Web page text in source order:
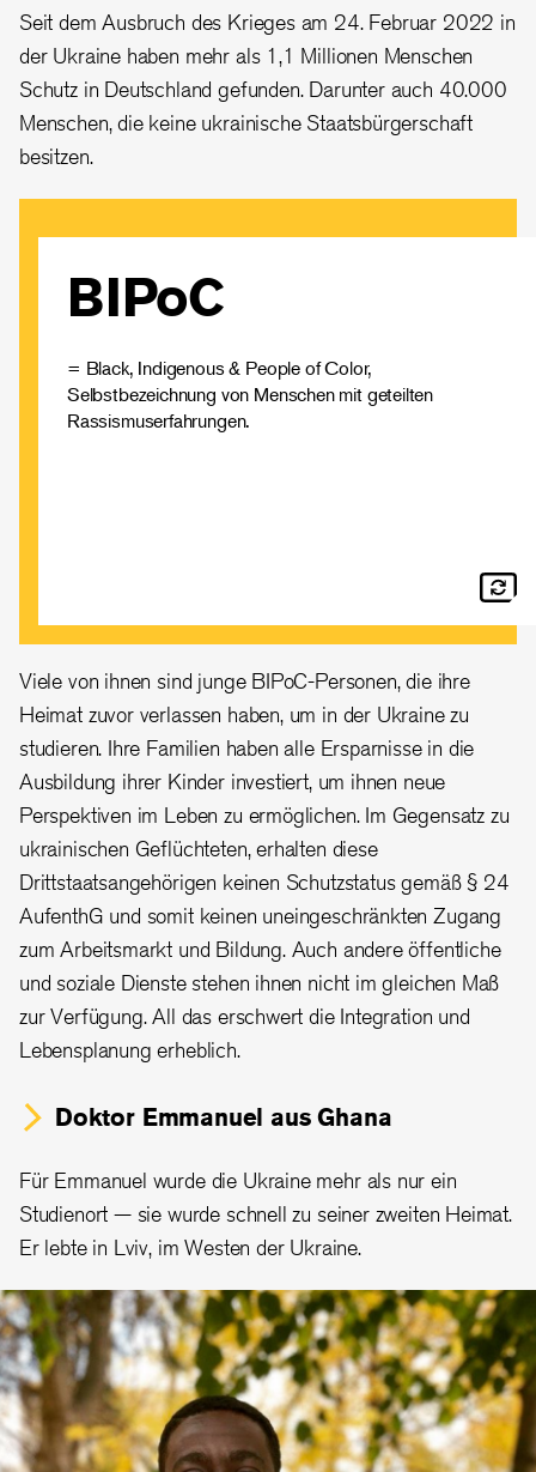
Seit dem Ausbruch des Krieges am 24. Februar 2022 in
der Ukraine haben mehr als 1,1 Millionen Menschen
Schutz in Deutschland gefunden. Darunter auch 40.000
Menschen, die keine ukrainische Staatsbürgerschaft
besitzen.
BIPoC
= Black, Indigenous & People of Color,
Selbstbezeichnung von Menschen mit geteilten
Rassismuserfahrungen.
Du möchtest mehr zu dieser Definition erfahren?
Weitere Informationen findest du bei
Viele von ihnen sind junge BIPoC-Personen, die ihre
Heimat zuvor verlassen haben, um in der Ukraine zu
studieren. Ihre Familien haben alle Ersparnisse in die
Ausbildung ihrer Kinder investiert, um ihnen neue
Perspektiven im Leben zu ermöglichen. Im Gegensatz zu
ukrainischen Geflüchteten, erhalten diese
Drittstaatsangehörigen keinen Schutzstatus gemäß § 24
AufenthG und somit keinen uneingeschränkten Zugang
zum Arbeitsmarkt und Bildung. Auch andere öffentliche
und soziale Dienste stehen ihnen nicht im gleichen Maß
zur Verfügung. All das erschwert die Integration und
Lebensplanung erheblich.
Doktor Emmanuel aus Ghana
Für Emmanuel wurde die Ukraine mehr als nur ein
Studienort — sie wurde schnell zu seiner zweiten Heimat.
Er lebte in Lviv, im Westen der Ukraine.